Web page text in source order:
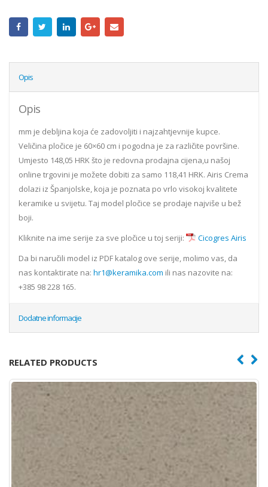
Opis
Opis
mm je debljina koja će zadovoljiti i najzahtjevnije kupce.
Veličina pločice je 60×60 cm i pogodna je za različite površine.
Umjesto 148,05 HRK što je redovna prodajna cijena,u našoj
online trgovini je možete dobiti za samo 118,41 HRK. Airis Crema
dolazi iz Španjolske, koja je poznata po vrlo visokoj kvalitete
keramike u svijetu. Taj model pločice se prodaje najviše u bež
boji.
Kliknite na ime serije za sve pločice u toj seriji:
Cicogres Airis
Da bi naručili model iz PDF katalog ove serije, molimo vas, da
nas kontaktirate na: hr1@keramika.com ili nas nazovite na:
+385 98 228 165.
Dodatne informacije
RELATED PRODUCTS